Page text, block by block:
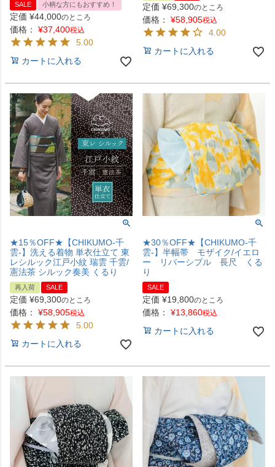
SALE 小柄な方にもおすすめ！
定価 ¥44,000のところ
価格： ¥37,400税込
5.00
カートに入れる
定価 ¥69,300のところ
価格： ¥58,905税込
4.00
カートに入れる
★15％OFF★【CHIKUMO-千
雲-】洗える着物 単衣仕立て 東
レシルック江戸小紋 瑞雲 千雲/
憲法茶 シルック奏美 くるり
再入荷 SALE
定価 ¥69,300のところ
価格： ¥58,905税込
5.00
カートに入れる
★30％OFF★【CHIKUMO-千
雲-】半幅帯 モザイク/イエロ
ー リバーシブル 長尺 くる
り
SALE
定価 ¥19,800のところ
価格： ¥13,860税込
カートに入れる